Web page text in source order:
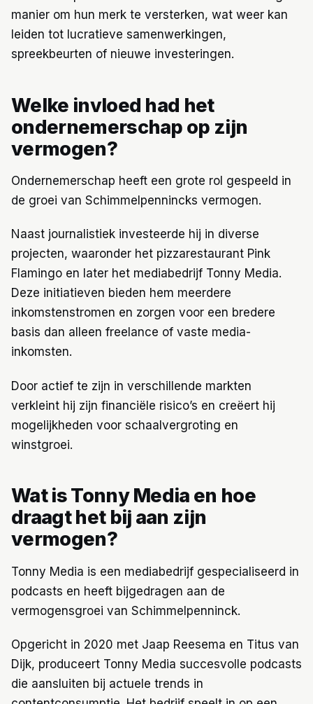
manier om hun merk te versterken, wat weer kan
leiden tot lucratieve samenwerkingen,
spreekbeurten of nieuwe investeringen.
Welke invloed had het
ondernemerschap op zijn
vermogen?
Ondernemerschap heeft een grote rol gespeeld in
de groei van Schimmelpennincks vermogen.
Naast journalistiek investeerde hij in diverse
projecten, waaronder het pizzarestaurant Pink
Flamingo en later het mediabedrijf Tonny Media.
Deze initiatieven bieden hem meerdere
inkomstenstromen en zorgen voor een bredere
basis dan alleen freelance of vaste media-
inkomsten.
Door actief te zijn in verschillende markten
verkleint hij zijn financiële risico’s en creëert hij
mogelijkheden voor schaalvergroting en
winstgroei.
Wat is Tonny Media en hoe
draagt het bij aan zijn
vermogen?
Tonny Media is een mediabedrijf gespecialiseerd in
podcasts en heeft bijgedragen aan de
vermogensgroei van Schimmelpenninck.
Opgericht in 2020 met Jaap Reesema en Titus van
Dijk, produceert Tonny Media succesvolle podcasts
die aansluiten bij actuele trends in